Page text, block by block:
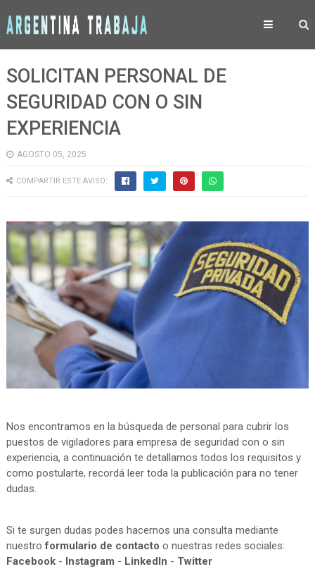
SOLICITAN PERSONAL DE
SEGURIDAD CON O SIN
EXPERIENCIA
AGOSTO 05, 2025
COMPARTIR ESTE AVISO:
Nos encontramos en la búsqueda de personal para cubrir los
puestos de vigiladores para empresa de seguridad con o sin
experiencia, a continuación te detallamos todos los requisitos y
como postularte, recordá leer toda la publicación para no tener
dudas.
Si te surgen dudas podes hacernos una consulta mediante
nuestroformulario de contacto o nuestras redes sociales:
Facebook- Instagram - LinkedIn - Twitter